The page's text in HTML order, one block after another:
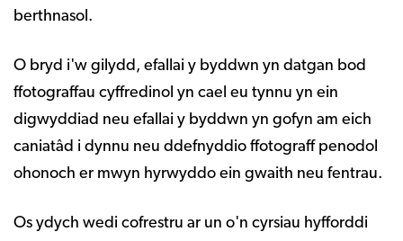
berthnasol.
O bryd i'w gilydd, efallai y byddwn yn datgan bod
ffotograffau cyffredinol yn cael eu tynnu yn ein
digwyddiad neu efallai y byddwn yn gofyn am eich
caniatâd i dynnu neu ddefnyddio ffotograff penodol
ohonoch er mwyn hyrwyddo ein gwaith neu fentrau.
Os ydych wedi cofrestru ar un o'n cyrsiau hyfforddi